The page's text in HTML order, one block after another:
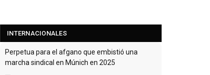
INTERNACIONALES
Perpetua para el afgano que embistió una
marcha sindical en Múnich en 2025